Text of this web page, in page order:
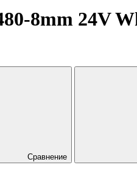
8mm 24V
Сравнение